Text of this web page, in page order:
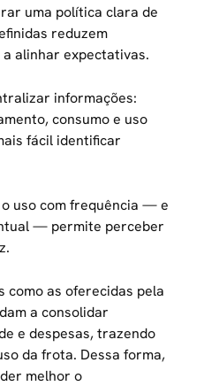
uma política clara de
reduzem
alinhar expectativas.
informações:
consumo e uso
fácil identificar
uso com frequência — e
— permite perceber
como as oferecidas pela
a consolidar
e despesas, trazendo
da frota. Dessa forma,
melhor o